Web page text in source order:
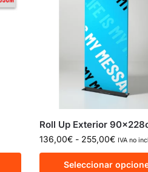
Roll Up Exterior
136,00€ - 255,00€ IVA no
Seleccionar